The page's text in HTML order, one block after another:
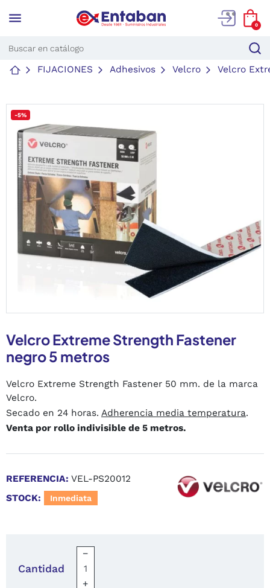
menu 0
FIJACIONES Adhesivos Velcro Velcro
-5%
Velcro Extreme Strength Fastener
negro 5 metros
Velcro Extreme Strength Fastener 50 mm. de la marca
Velcro.
Secado en 24 horas. Adherencia media temperatura.
Venta por rollo indivisible de 5 metros.
REFERENCIA: VEL-PS20012
STOCK:
Inmediata
Cantidad
−
+